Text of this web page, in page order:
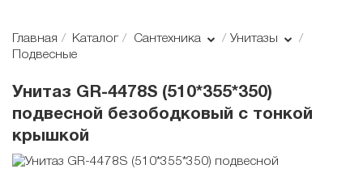
Главная Каталог Сантехника
Унитазы
Подвесные
Унитаз GR-4478S (510*355*350)
подвесной безободковый с тонкой
крышкой